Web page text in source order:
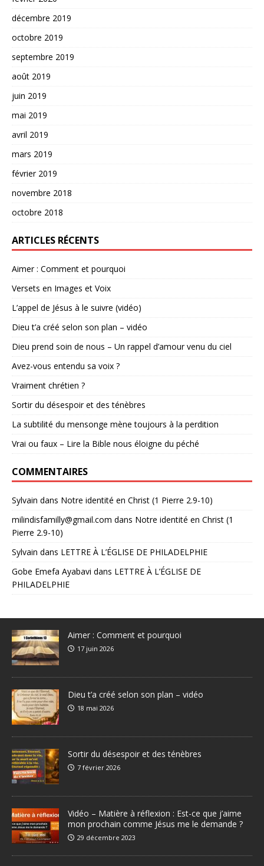
décembre 2019
octobre 2019
septembre 2019
août 2019
juin 2019
mai 2019
avril 2019
mars 2019
février 2019
novembre 2018
octobre 2018
ARTICLES RÉCENTS
Aimer : Comment et pourquoi
Versets en Images et Voix
L’appel de Jésus à le suivre (vidéo)
Dieu t’a créé selon son plan – vidéo
Dieu prend soin de nous – Un rappel d’amour venu du ciel
Avez-vous entendu sa voix ?
Vraiment chrétien ?
Sortir du désespoir et des ténèbres
La subtilité du mensonge mène toujours à la perdition
Vrai ou faux – Lire la Bible nous éloigne du péché
COMMENTAIRES
Sylvain dans Notre identité en Christ (1 Pierre 2.9-10)
milindisfamilly@gmail.com dans Notre identité en Christ (1
Pierre 2.9-10)
Sylvain dans LETTRE À L’ÉGLISE DE PHILADELPHIE
Gobe Emefa Ayabavi dans LETTRE À L’ÉGLISE DE
PHILADELPHIE
Aimer : Comment et pourquoi
17 juin 2026
Dieu t’a créé selon son plan – vidéo
18 mai 2026
Sortir du désespoir et des ténèbres
7 février 2026
Vidéo – Matière à réflexion : Est-ce que j’aime
mon prochain comme Jésus me le demande ?
29 décembre 2023